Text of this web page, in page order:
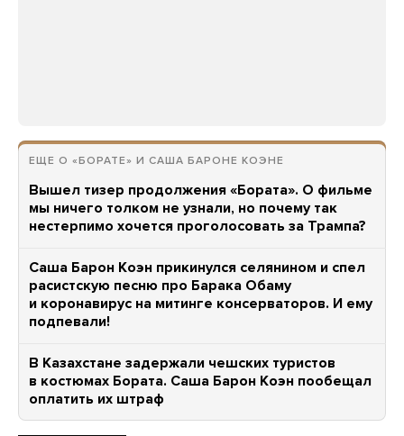
ЕЩЕ О «БОРАТЕ» И САША БАРОНЕ КОЭНЕ
Вышел тизер продолжения «Бората». О фильме
мы ничего толком не узнали, но почему так
нестерпимо хочется проголосовать за Трампа?
Саша Барон Коэн прикинулся селянином и спел
расистскую песню про Барака Обаму
и коронавирус на митинге консерваторов. И ему
подпевали!
В Казахстане задержали чешских туристов
в костюмах Бората. Саша Барон Коэн пообещал
оплатить их штраф